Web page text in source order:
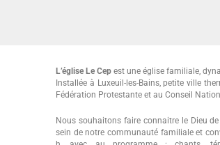
L’église Le Cep est une église familiale,
Installée à Luxeuil-les-Bains, petite ville
Fédération Protestante et au Conseil
Nous souhaitons faire connaitre le Dieu
sein de notre communauté familiale et